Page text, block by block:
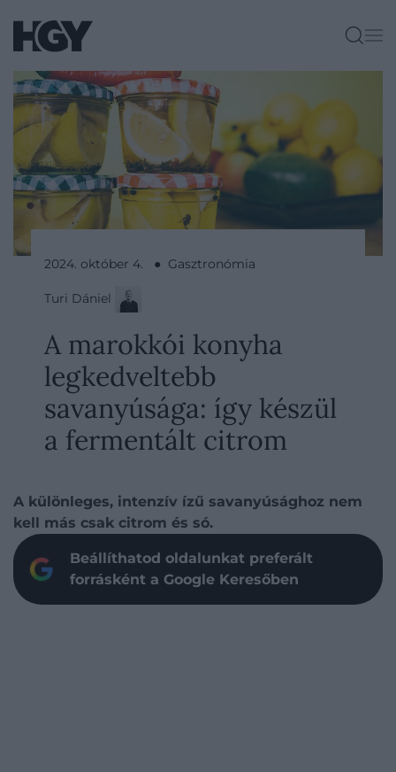
2024. október 4. ● Gasztronómia
Turi Dániel
A marokkói konyha
legkedveltebb
savanyúsága: így készül
a fermentált citrom
A különleges, intenzív ízű savanyúsághoz nem
kell más csak citrom és só.
Beállíthatod oldalunkat preferált
forrásként a Google Keresőben